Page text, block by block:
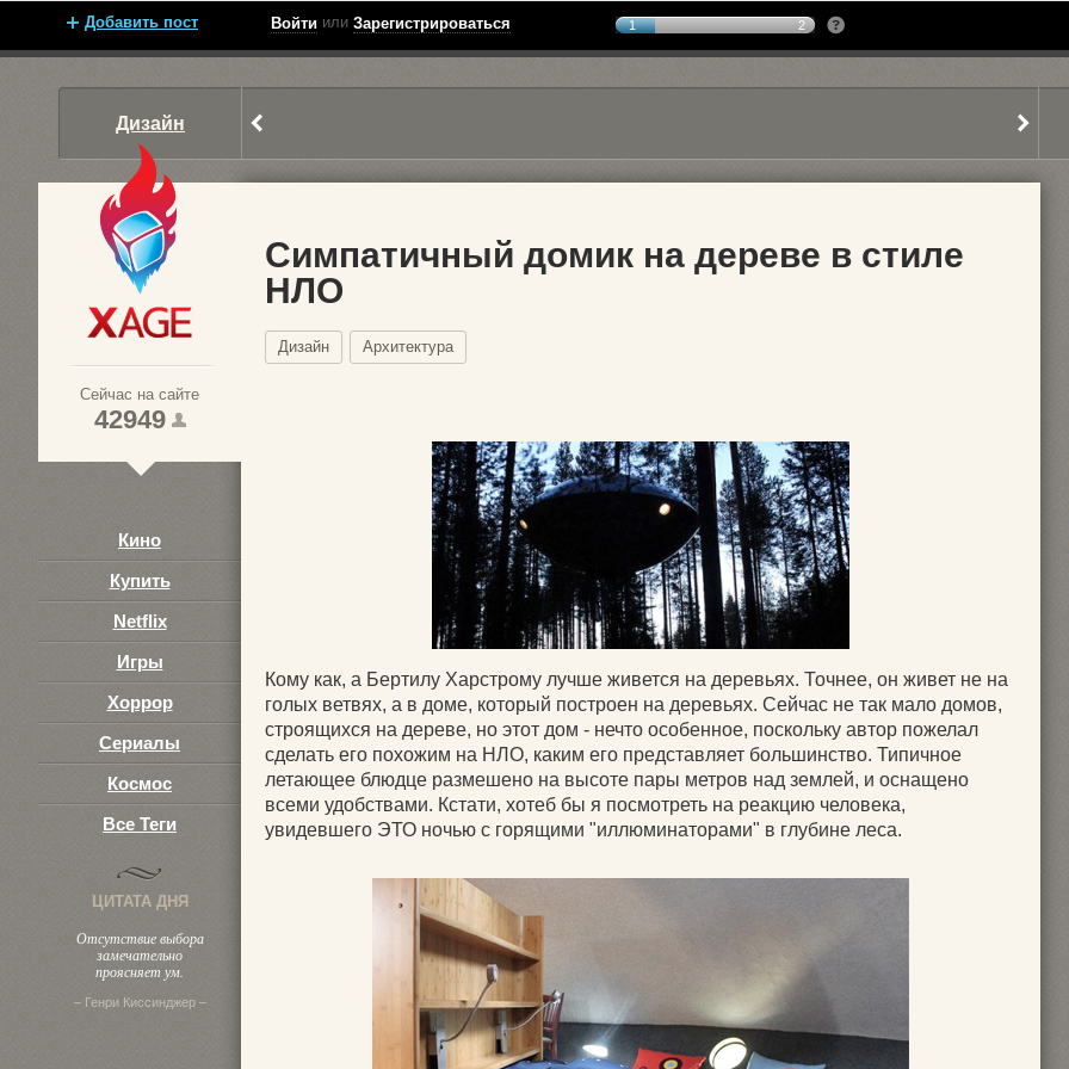
Добавить пост Войти или Зарегистрироваться 1 2
Дизайн
Сейчас на сайте
42949
Кино
Купить
Netflix
Игры
Хоррор
Сериалы
Космос
Все Теги
ЦИТАТА ДНЯ
Отсутствие выбора
замечательно
проясняет ум.
– Генри Киссинджер –
Симпатичный домик на дереве в стиле
НЛО
Дизайн Архитектура
Кому как, а Бертилу Харстрому лучше живется на деревьях. Точнее, он живет не на
голых ветвях, а в доме, который построен на деревьях. Сейчас не так мало домов,
строящихся на дереве, но этот дом - нечто особенное, поскольку автор пожелал
сделать его похожим на НЛО, каким его представляет большинство. Типичное
летающее блюдце размешено на высоте пары метров над землей, и оснащено
всеми удобствами. Кстати, хотеб бы я посмотреть на реакцию человека,
увидевшего ЭТО ночью с горящими "иллюминаторами" в глубине леса.